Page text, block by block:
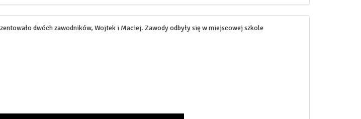
dwóch zawodników, Wojtek i Maciej. Zawody odbyły się w miejscowej szkole